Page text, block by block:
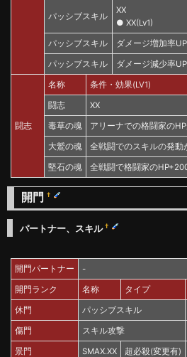
パッシブスキル
XX
● XX(Lv1)
パッシブスキル ダメージ増加率UP
パッシブスキル ダメージ減少率UP
闘志
名称 条件・効果(LV1)
闘志 XX
毒草の魂 アリーナでの格闘家の
大鷲の魂 全戦闘でのスキルの発動
堅石の魂 全戦闘で格闘家の
開門 †
パートナー、スキル†
開門パートナー -
開門ランク 名称 タイプ
休門 パッシブスキル
傷門 スキル攻撃
景門 SMAX.XX 超必殺(変更有)